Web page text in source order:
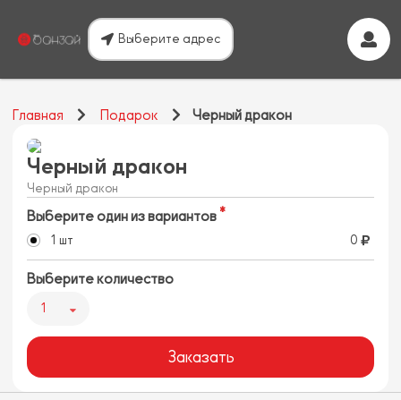
Выберите адрес
Главная Подарок Черный дракон
Черный дракон
Черный дракон
Выберите один из вариантов
1 шт 0
Выберите количество
1
Заказать